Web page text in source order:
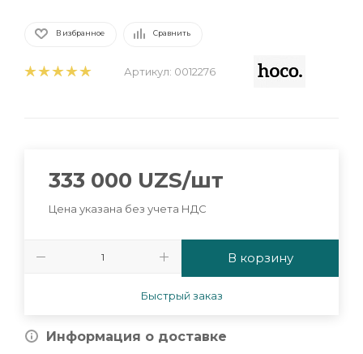
В избранное Сравнить
Артикул: 0012276
333 000 UZS/шт
Цена указана без учета НДС
В корзину
Быстрый заказ
Информация о доставке